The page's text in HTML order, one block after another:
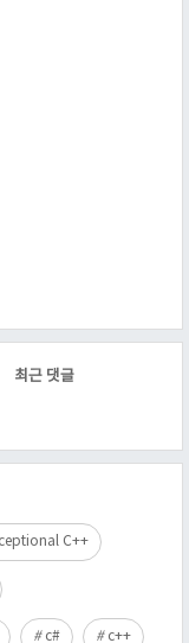
최근 댓글
C++
c# c++